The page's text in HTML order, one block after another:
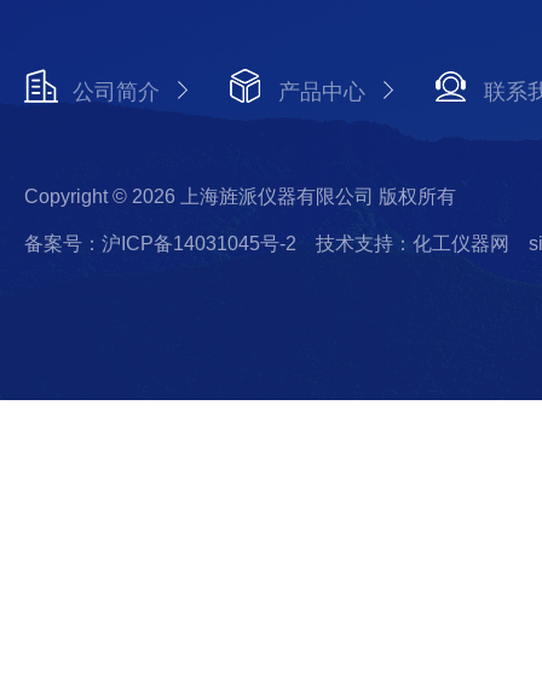
公司简介 产品中心 联系
Copyright © 2026 上海旌派仪器有限公司 版权所有
备案号：沪ICP备14031045号-2 技术支持：化工仪器网